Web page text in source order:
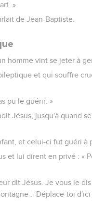
»
de Jean-Baptiste.
homme vint se jeter à
et qui souffre
pu le guérir. »
Jésus, jusqu'à quand
et celui-ci fut guéri à
et lui dirent en privé : «
dit Jésus. Je vous le
: ‘Déplace-toi